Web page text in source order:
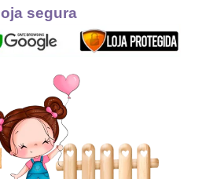
loja segura